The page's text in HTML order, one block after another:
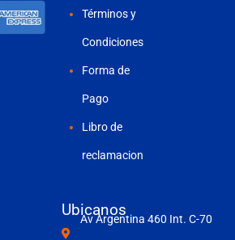
Términos y
Condiciones
Forma de
Pago
Libro de
reclamacion
Ubicanos
Av Argentina 460 Int. C-70